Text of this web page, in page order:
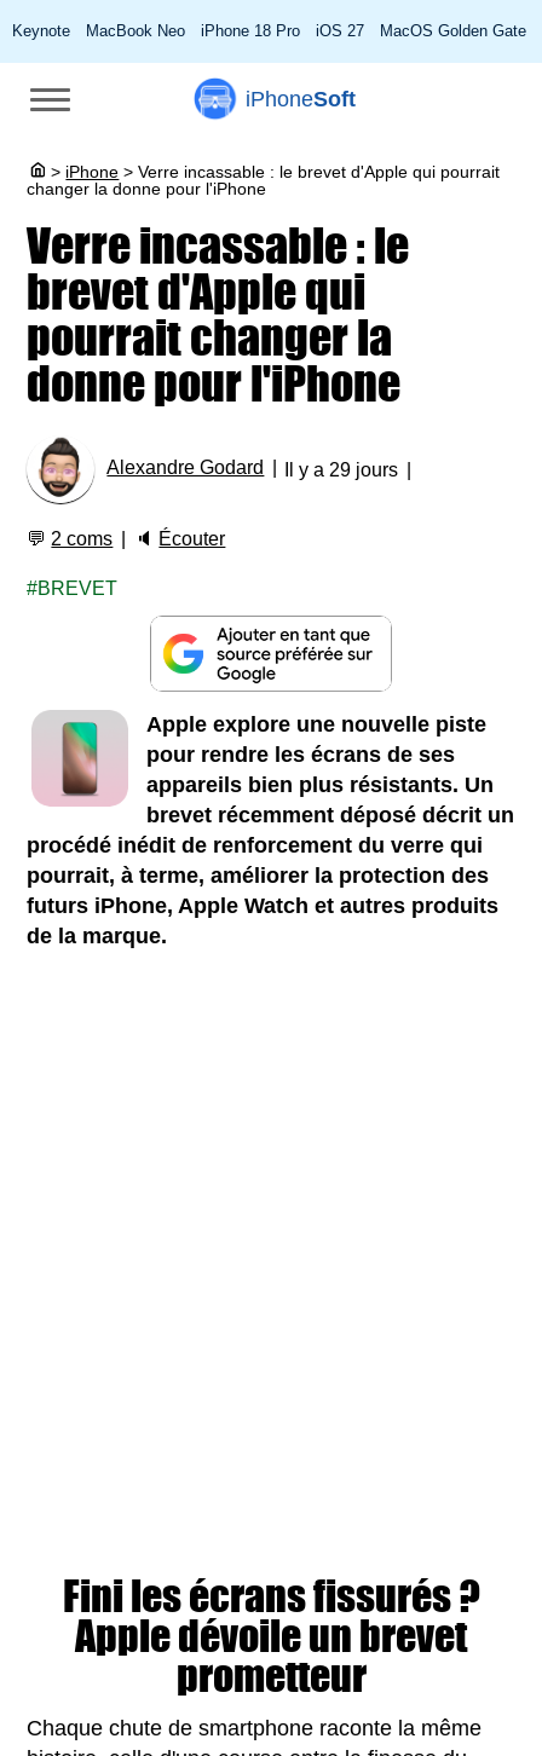
Keynote MacBook Neo iPhone 18 Pro iOS 27 MacOS Golden Gate
iPhoneSoft
> iPhone > Verre incassable : le brevet d'Apple qui pourrait
changer la donne pour l'iPhone
Verre incassable : le
brevet d'Apple qui
pourrait changer la
donne pour l'iPhone
Alexandre Godard Il y a 29 jours
💬 2 coms 🔈 Écouter
BREVET
Apple explore une nouvelle piste
pour rendre les écrans de ses
appareils bien plus résistants. Un
brevet récemment déposé décrit un
procédé inédit de renforcement du verre qui
pourrait, à terme, améliorer la protection des
futurs iPhone, Apple Watch et autres produits
de la marque.
Fini les écrans fissurés ?
Apple dévoile un brevet
prometteur
Chaque chute de smartphone raconte la même